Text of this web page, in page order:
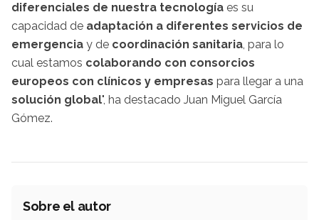
diferenciales de nuestra tecnología es su
capacidad de adaptación a diferentes servicios de
emergencia y de coordinación sanitaria, para lo
cual estamos colaborando con consorcios
europeos con clínicos y empresas para llegar a una
solución global", ha destacado Juan Miguel García
Gómez.
Sobre el autor